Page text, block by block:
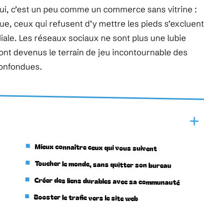
c’est un peu comme un commerce sans vitrine :
ceux qui refusent d’y mettre les pieds s’excluent
Les réseaux sociaux ne sont plus une lubie
devenus le terrain de jeu incontournable des
Mieux connaître ceux qui vous suivent
Toucher le monde, sans quitter son bureau
Créer des liens durables avec sa communauté
Booster le trafic vers le site web